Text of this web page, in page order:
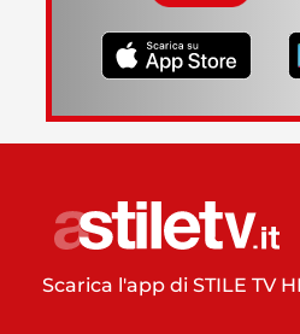
Scarica l'app di STILE TV